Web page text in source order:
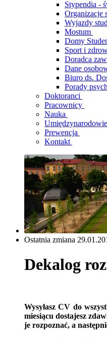
Stypendia -
Organizacje
Wyjazdy
Mostum
Domy
Sport i
Doradca
Dane
Biuro ds.
Porady
Doktoranci
Pracownicy
Nauka
Prewencja
Kontakt
Ostatnia zmiana
Dekalog
Wysyłasz CV do
miesiącu dostajesz
je rozpoznać, a